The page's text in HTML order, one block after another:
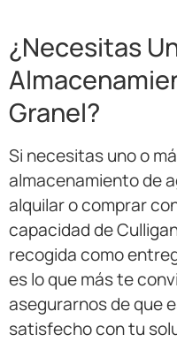
¿Necesitas
Granel?
Si necesitas uno o
almacenamiento de
alquilar o comprar
capacidad de
recogida como
es lo que más te
asegurarnos de que
satisfecho con tu